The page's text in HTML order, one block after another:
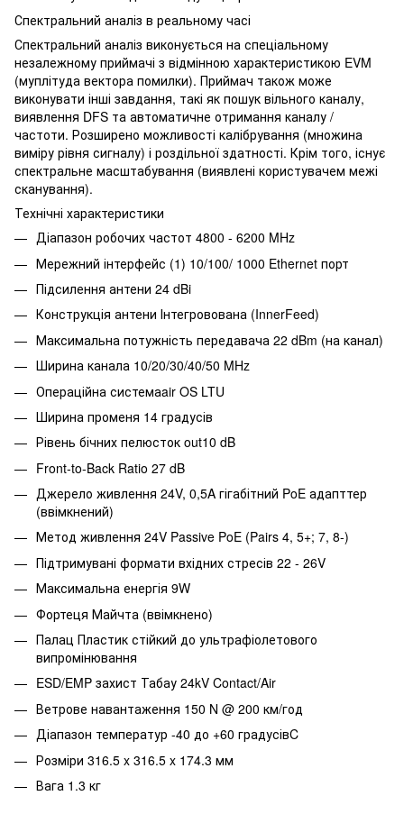
Спектральний аналіз в реальному часі
Спектральний аналіз виконується на спеціальному
незалежному приймачі з відмінною характеристикою EVM
(муплітуда вектора помилки). Приймач також може
виконувати інші завдання, такі як пошук вільного каналу,
виявлення DFS та автоматичне отримання каналу /
частоти. Розширено можливості калібрування (множина
виміру рівня сигналу) і роздільної здатності. Крім того, існує
спектральне масштабування (виявлені користувачем межі
сканування).
Технічні характеристики
Діапазон робочих частот 4800 - 6200 MHz
Мережний інтерфейс (1) 10/100/ 1000 Ethernet порт
Підсилення антени 24 dBi
Конструкція антени Інтегровована (InnerFeed)
Максимальна потужність передавача 22 dBm (на канал)
Ширина канала 10/20/30/40/50 MHz
Операційна системаair OS LTU
Ширина променя 14 градусів
Рівень бічних пелюсток out10 dB
Front‑to‑Back Ratio 27 dB
Джерело живлення 24V, 0,5A гігабітний PoE адапттер
(ввімкнений)
Метод живлення 24V Passive PoE (Pairs 4, 5+; 7, 8-)
Підтримувані формати вхідних стресів 22 - 26V
Максимальна енергія 9W
Фортеця Майчта (ввімкнено)
Палац Пластик стійкий до ультрафіолетового
випромінювання
ESD/EMP захист Табау 24kV Contact/Air
Ветрове навантаження 150 N @ 200 км/год
Діапазон температур -40 до +60 градусівC
Розміри 316.5 x 316.5 x 174.3 мм
Вага 1.3 кг